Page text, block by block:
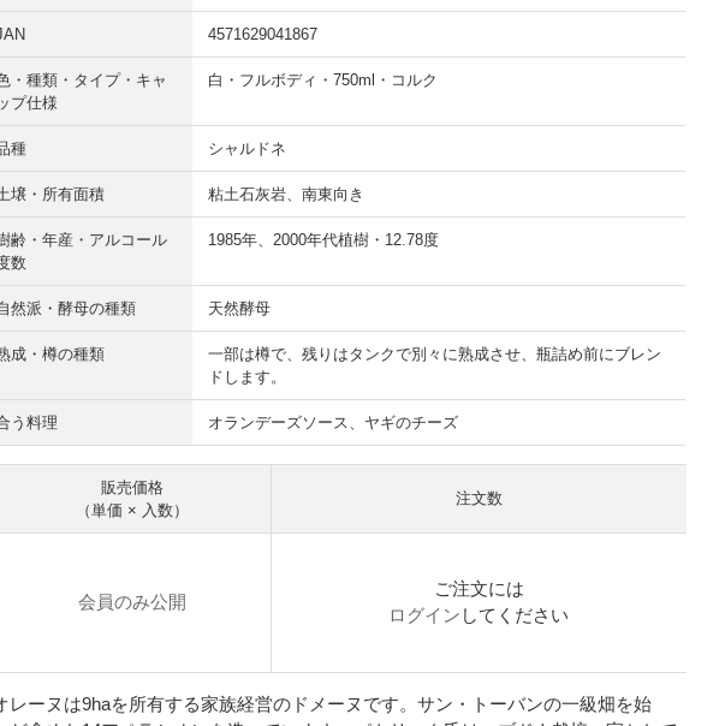
4571629041867
・種類・タイプ・キャ
プ仕様
白・フルボディ・750ml・コルク
種 シャルドネ
壌・所有面積 粘土石灰岩、南東向き
齢・年産・アルコール
数
1985年、2000年代植樹・12.78度
然派・酵母の種類 天然酵母
成・樽の種類
一部は樽で、残りはタンクで別々に熟成させ、瓶詰め前にブレン
ドします。
う料理 オランデーズソース、ヤギのチーズ
販売価格
（単価 × 入数）
注文数
会員のみ公開
ご注文には
ログイン してください
ーヌは9haを所有する家族経営のドメーヌです。サン・トーバンの一級畑を始